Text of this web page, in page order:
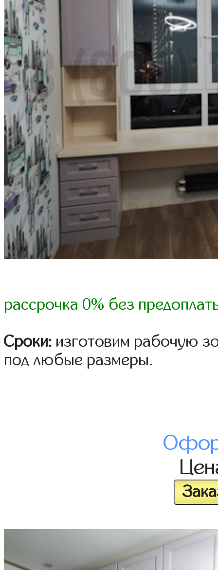
рассрочка 0% без
Сроки: изготовим рабочую
под любые размеры.